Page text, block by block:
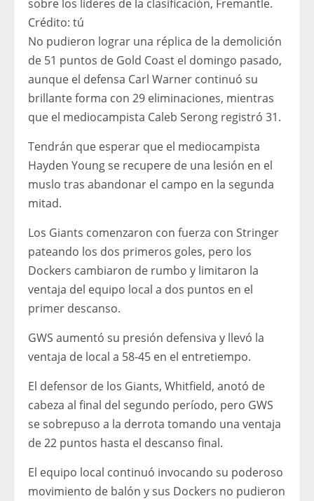
sobre los líderes de la clasificación, Fremantle.
Crédito: tú
No pudieron lograr una réplica de la demolición
de 51 puntos de Gold Coast el domingo pasado,
aunque el defensa Carl Warner continuó su
brillante forma con 29 eliminaciones, mientras
que el mediocampista Caleb Serong registró 31.
Tendrán que esperar que el mediocampista
Hayden Young se recupere de una lesión en el
muslo tras abandonar el campo en la segunda
mitad.
Los Giants comenzaron con fuerza con Stringer
pateando los dos primeros goles, pero los
Dockers cambiaron de rumbo y limitaron la
ventaja del equipo local a dos puntos en el
primer descanso.
GWS aumentó su presión defensiva y llevó la
ventaja de local a 58-45 en el entretiempo.
El defensor de los Giants, Whitfield, anotó de
cabeza al final del segundo período, pero GWS
se sobrepuso a la derrota tomando una ventaja
de 22 puntos hasta el descanso final.
El equipo local continuó invocando su poderoso
movimiento de balón y sus Dockers no pudieron